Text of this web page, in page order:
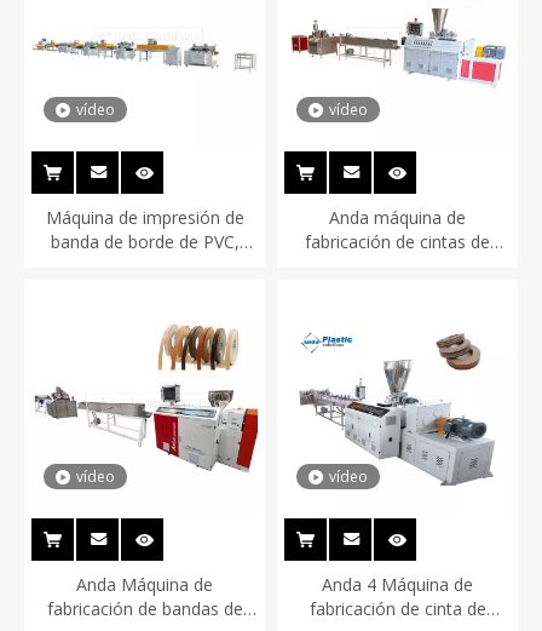
vídeo
Máquina de impresión de
banda de borde de PVC,
tacto suave
vídeo
Anda máquina de
fabricación de cintas de
vídeo
Anda Máquina de
fabricación de bandas de
vídeo
Anda 4 Máquina de
fabricación de cinta de